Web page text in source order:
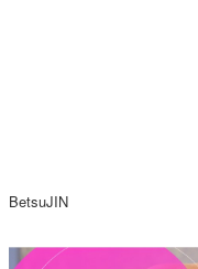
BetsuJIN